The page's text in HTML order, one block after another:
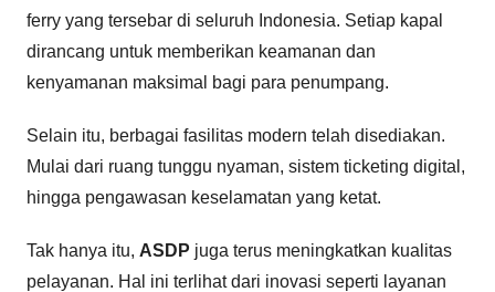
ferry yang tersebar di seluruh Indonesia. Setiap kapal
dirancang untuk memberikan keamanan dan
kenyamanan maksimal bagi para penumpang.
Selain itu, berbagai fasilitas modern telah disediakan.
Mulai dari ruang tunggu nyaman, sistem ticketing digital,
hingga pengawasan keselamatan yang ketat.
Tak hanya itu, ASDP juga terus meningkatkan kualitas
pelayanan. Hal ini terlihat dari inovasi seperti layanan